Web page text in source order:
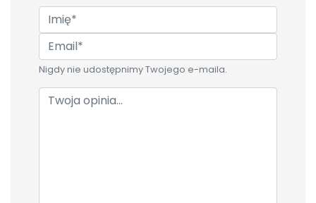
Nigdy nie udostępnimy Twojego e-maila.